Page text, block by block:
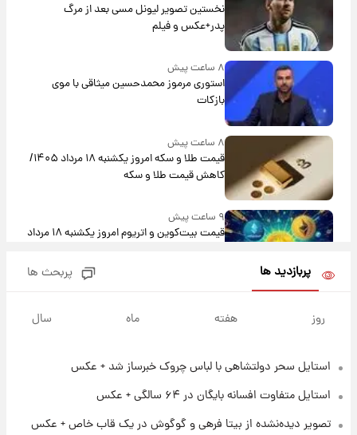
نخستین تصویر لیونل مسی بعد از مرگ
پدر+عکس و فیلم
۸ ساعت پیش
استوری مرموز محمدحسین میثاقی با موی
بازکات
قیمت طلا و سکه امروز یکشنبه ۱۸ مرداد ۱۴۰۵/
کاهش قیمت طلا و سکه
۹ ساعت پیش
قیمت بیت‌کوین و اتریوم امروز یکشنبه ۱۸ مرداد
۱۳ ساعت پیش
پربازدید ها پربحث ها
روز هفته ماه سال
استایل سحر دولتشاهی با لباس چروک خبرساز شد + عکس
استایل متفاوت افسانه بایگان در ۶۴ سالگی + عکس
تصویر دیده‌نشده از بیتا فرهی و گوگوش در یک قاب خاص + عکس